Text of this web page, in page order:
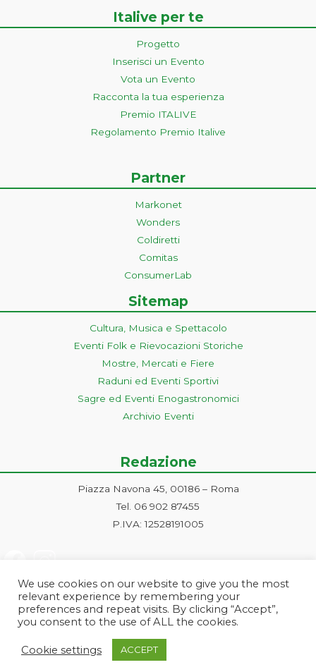
Italive per te
Progetto
Inserisci un Evento
Vota un Evento
Racconta la tua esperienza
Premio ITALIVE
Regolamento Premio Italive
Partner
Markonet
Wonders
Coldiretti
Comitas
ConsumerLab
Sitemap
Cultura, Musica e Spettacolo
Eventi Folk e Rievocazioni Storiche
Mostre, Mercati e Fiere
Raduni ed Eventi Sportivi
Sagre ed Eventi Enogastronomici
Archivio Eventi
Redazione
Piazza Navona 45, 00186 – Roma
Tel. 06 902 87455
P.IVA: 12528191005
Roma | PI e CF: 12528191005 | markonetsrl@pec.it |
We use cookies on our website to give you the most
relevant experience by remembering your
preferences and repeat visits. By clicking “Accept”,
you consent to the use of ALL the cookies.
Cookie settings ACCEPT